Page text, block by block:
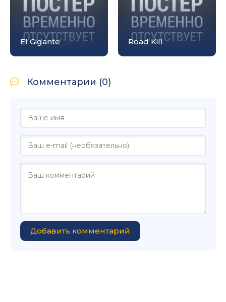
El Gigante Road Kill
Комментарии (0)
Добавить комментарий